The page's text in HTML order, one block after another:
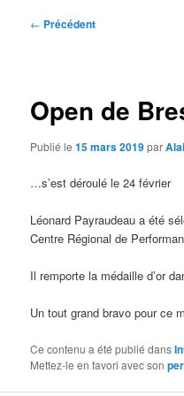
Navigation
← Précédent
Open de
Publié le15 mars 2019par
…s’est déroulé le 24 février
Léonard Payraudeau a été
Centre Régional de
Il remporte la médaille d’or
Un tout grand bravo pour ce
Ce contenu a été publié dans
Mettez-le en favori avec son